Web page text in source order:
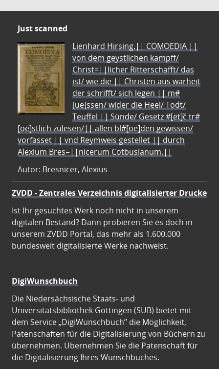
Just scanned
Lienhard Hirsing.|| COMOEDIA ||
von dem geystlichen kampff/
Christ=||licher Ritterschafft/ das
ist/ wie die || Christen aus warheit
der schrifft/ sich legen || m#
[ue]ssen/ wider die Heel/ Todt/
Teuffel || Sünde/ Gesetz #[et]c̃ tr#
[oe]stlich zulesen/|| allen bl#[oe]den gewissen/
vorfasset || vnd Reymweis gestellet || durch
Alexium Bres=||nicerum Cotbusianum.||
Autor: Bresnicer, Alexius
ZVDD - Zentrales Verzeichnis digitalisierter Drucke
Ist Ihr gesuchtes Werk noch nicht in unserem
digitalen Bestand? Dann probieren Sie es doch in
unserem ZVDD Portal, das mehr als 1.600.000
bundesweit digitalisierte Werke nachweist.
DigiWunschbuch
Die Niedersächsische Staats- und
Universitätsbibliothek Göttingen (SUB) bietet mit
dem Service „DigiWunschbuch” die Möglichkeit,
Patenschaften für die Digitalisierung von Büchern zu
übernehmen. Übernehmen Sie die Patenschaft für
die Digitalisierung Ihres Wunschbuches.